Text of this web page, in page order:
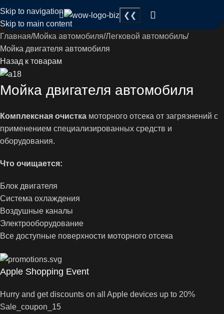
Skip to navigation
Skip to main content
Главная Мойка автомобиля Легковой автомобиль
Мойка двигателя автомобиля
Назад к товарам
Мойка двигателя автомобиля
Комплексная очистка моторного отсека от загрязнений с
применением специализированных средств и
оборудования.
Что очищается:
Блок двигателя
Система охлаждения
Воздушные каналы
Электрооборудование
Все доступные поверхности моторного отсека
Apple Shopping Event
Hurry and get discounts on all Apple devices up to 20%
Sale_coupon_15